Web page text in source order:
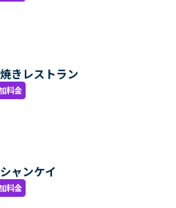
きレストラン
料金
ャンケイ
料金